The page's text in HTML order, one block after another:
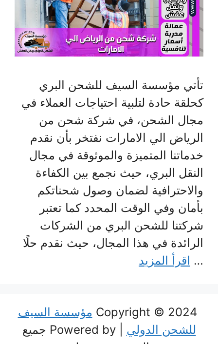
تأتي مؤسسة السيف للشحن البري
كحلقة حادة لتلبية احتياجات العملاء في
مجال الشحن، في شركة شحن من
الرياض الي الامارات نفتخر بأن نقدم
خدماتنا المتميزة والموثوقة في مجال
النقل البري، حيث نجمع بين الكفاءة
والاحترافية لضمان وصول شحناتكم
بأمان وفي الوقت المحدد كما تعتبر
شركتنا للشحن البري من الشركات
الرائدة في هذا المجال، حيث نقدم حلًا
… اقرأ المزيد
مؤسسة السيف
للشحن الدولي
| Powered by جميع